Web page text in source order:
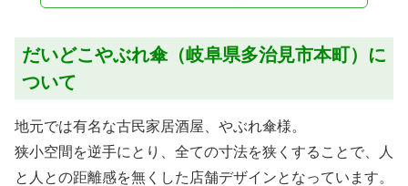
だいどこやぶれ傘（岐阜県多治見市本町）に
ついて
地元では有名な古民家居酒屋、やぶれ傘様。
狭小空間を逆手にとり、全ての寸法を狭くすることで、人
と人との距離感を無くした店舗デザインとなっています。